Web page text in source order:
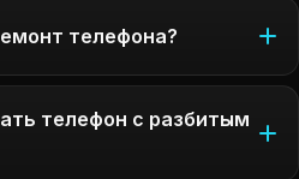
телефона?
телефон с разбитым